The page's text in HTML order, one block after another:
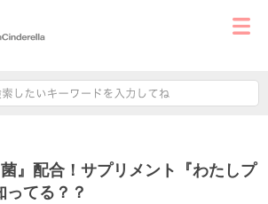
菌』配合！サプリメント『わたしプ
ってる？？